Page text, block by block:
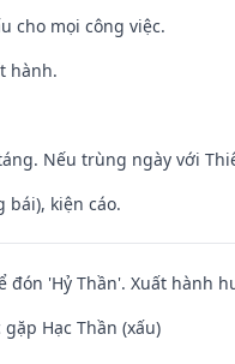
cho mọi công việc.
hành.
Nếu trùng ngày với
bái), kiện cáo.
'Hỷ Thần'. Xuất hành
Hạc Thần (xấu)